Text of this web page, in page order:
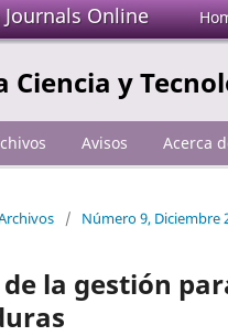
Online
Ciencia y
Avisos Acerca
/ Número 9, Diciembre
la gestión